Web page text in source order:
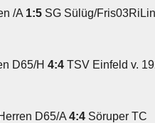
/A 1:5SG Sülüg/
D65/H4:4 TSV Einfeld v.
D65/A4:4 Söruper TC